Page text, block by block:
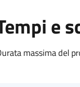
e
massima del